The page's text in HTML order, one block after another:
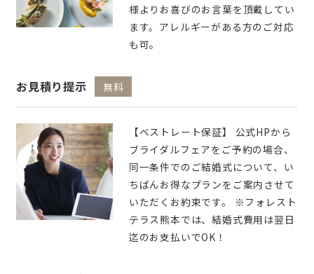
様よりお喜びのお言葉を頂戴してい
ます。アレルギーがある方のご対応
も可。
お見積り提示 無料
【ベストレート保証】 公式HPから
ブライダルフェアをご予約の場合、
同一条件でのご結婚式について、い
ちばんお得なプランをご案内させて
いただくお約束です。 ※フォレスト
テラス熊本では、結婚式費用は翌日
迄のお支払いでOK！